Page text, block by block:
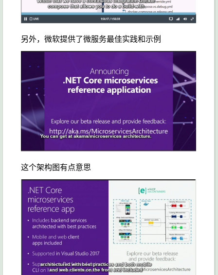
另外，微软提供了微服务最佳实践和示例
这个架构图有点意思